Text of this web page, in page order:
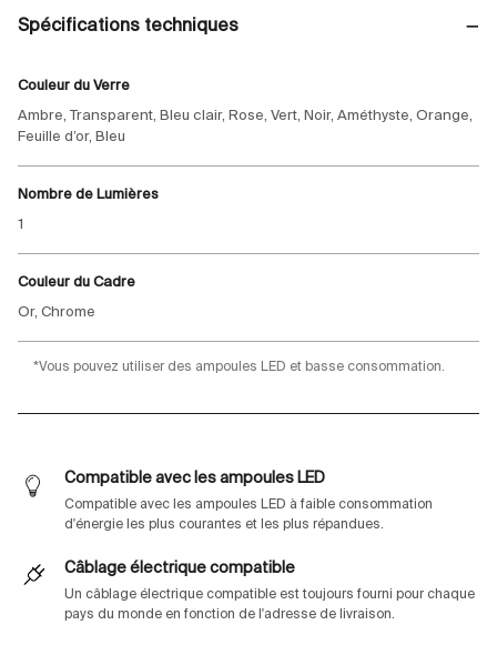
Spécifications techniques
Couleur du Verre
Ambre, Transparent, Bleu clair, Rose, Vert, Noir, Améthyste, Orange,
Feuille d’or, Bleu
Nombre de Lumières
1
Couleur du Cadre
Or, Chrome
*Vous pouvez utiliser des ampoules LED et basse consommation.
Compatible avec les ampoules LED
Compatible avec les ampoules LED à faible consommation
d'énergie les plus courantes et les plus répandues.
Câblage électrique compatible
Un câblage électrique compatible est toujours fourni pour chaque
pays du monde en fonction de l'adresse de livraison.